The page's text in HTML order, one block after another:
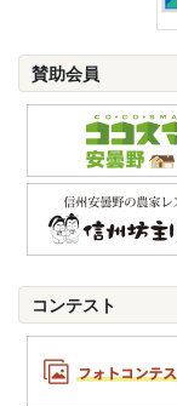
賛助会員
コンテスト